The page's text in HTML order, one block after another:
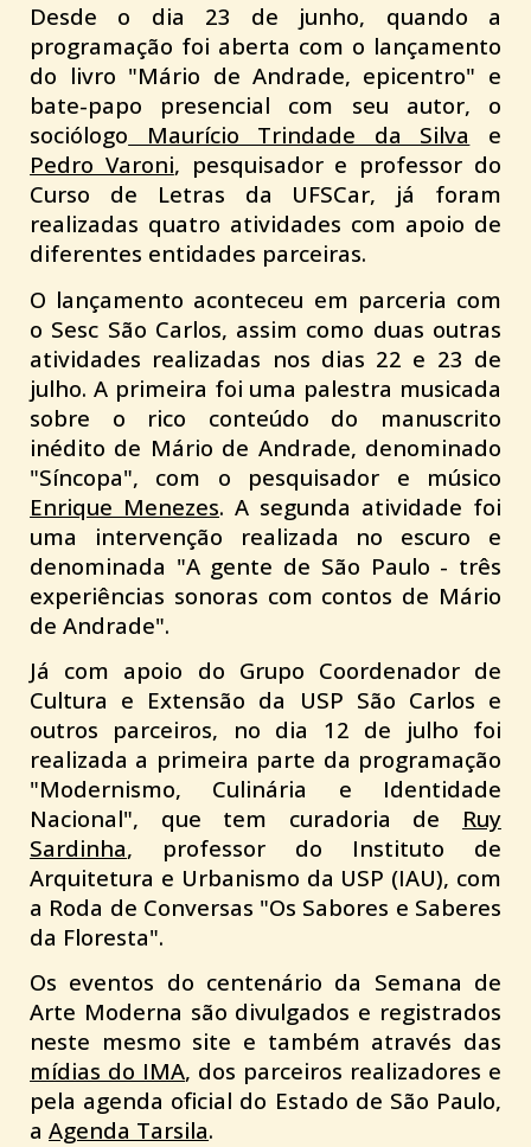
Desde o dia 23 de junho, quando a
programação foi aberta com o lançamento
do livro "Mário de Andrade, epicentro" e
bate-papo presencial com seu autor, o
sociólogo Maurício Trindade da Silva e
Pedro Varoni, pesquisador e professor do
Curso de Letras da UFSCar, já foram
realizadas quatro atividades com apoio de
diferentes entidades parceiras.
O lançamento aconteceu em parceria com
o Sesc São Carlos, assim como duas outras
atividades realizadas nos dias 22 e 23 de
julho. A primeira foi uma palestra musicada
sobre o rico conteúdo do manuscrito
inédito de Mário de Andrade, denominado
"Síncopa", com o pesquisador e músico
Enrique Menezes. A segunda atividade foi
uma intervenção realizada no escuro e
denominada "A gente de São Paulo - três
experiências sonoras com contos de Mário
de Andrade".
Já com apoio do Grupo Coordenador de
Cultura e Extensão da USP São Carlos e
outros parceiros, no dia 12 de julho foi
realizada a primeira parte da programação
"Modernismo, Culinária e Identidade
Nacional", que tem curadoria de Ruy
Sardinha, professor do Instituto de
Arquitetura e Urbanismo da USP (IAU), com
a Roda de Conversas "Os Sabores e Saberes
da Floresta".
Os eventos do centenário da Semana de
Arte Moderna são divulgados e registrados
neste mesmo site e também através das
mídias do IMA, dos parceiros realizadores e
pela agenda oficial do Estado de São Paulo,
aAgenda Tarsila.